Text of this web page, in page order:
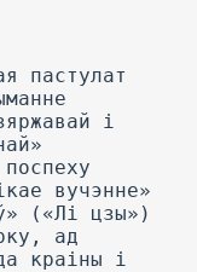
пастулат
і
вучэнне»
(«Лі цзы»)
ад
краіны і